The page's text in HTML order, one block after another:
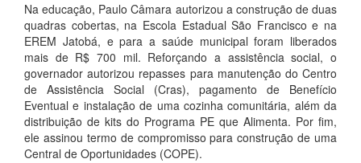
Na educação, Paulo Câmara autorizou a construção de duas
quadras cobertas, na Escola Estadual São Francisco e na
EREM Jatobá, e para a saúde municipal foram liberados
mais de R$ 700 mil. Reforçando a assistência social, o
governador autorizou repasses para manutenção do Centro
de Assistência Social (Cras), pagamento de Benefício
Eventual e instalação de uma cozinha comunitária, além da
distribuição de kits do Programa PE que Alimenta. Por fim,
ele assinou termo de compromisso para construção de uma
Central de Oportunidades (COPE).